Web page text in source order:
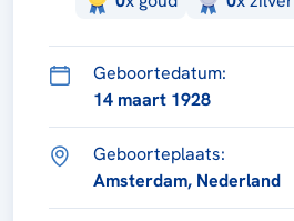
Geboortedatum:
14 maart 1928
Geboorteplaats:
Amsterdam, Nederland